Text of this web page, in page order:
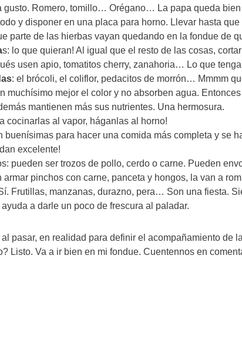
gusto. Romero, tomillo… Orégano… La papa queda
y disponer en una placa para horno. Llevar hasta que
parte de las hierbas vayan quedando en la fondue de
s: lo que quieran! Al igual que el resto de las cosas,
usen apio, tomatitos cherry, zanahoria… Lo que
: el brócoli, el coliflor, pedacitos de morrón… Mmmm
muchísimo mejor el color y no absorben agua.
mantienen más sus nutrientes. Una hermosura.
cocinarlas al vapor, háganlas al horno!
buenísimas para hacer una comida más completa y se
excelente!
pueden ser trozos de pollo, cerdo o carne. Pueden
armar pinchos con carne, panceta y hongos, la van a
Frutillas, manzanas, durazno, pera… Son una fiesta.
a darle un poco de frescura al paladar.
pasar, en realidad para definir el acompañamiento de
Listo. Va a ir bien en mi fondue. Cuentennos en